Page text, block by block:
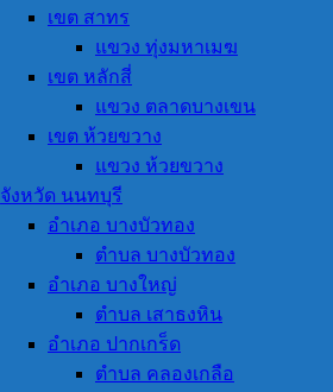
เขต สาทร
แขวง ทุ่งมหาเมฆ
เขต หลักสี่
แขวง ตลาดบางเขน
เขต ห้วยขวาง
แขวง ห้วยขวาง
จังหวัด นนทบุรี
อำเภอ บางบัวทอง
ตำบล บางบัวทอง
อำเภอ บางใหญ่
ตำบล เสาธงหิน
อำเภอ ปากเกร็ด
ตำบล คลองเกลือ